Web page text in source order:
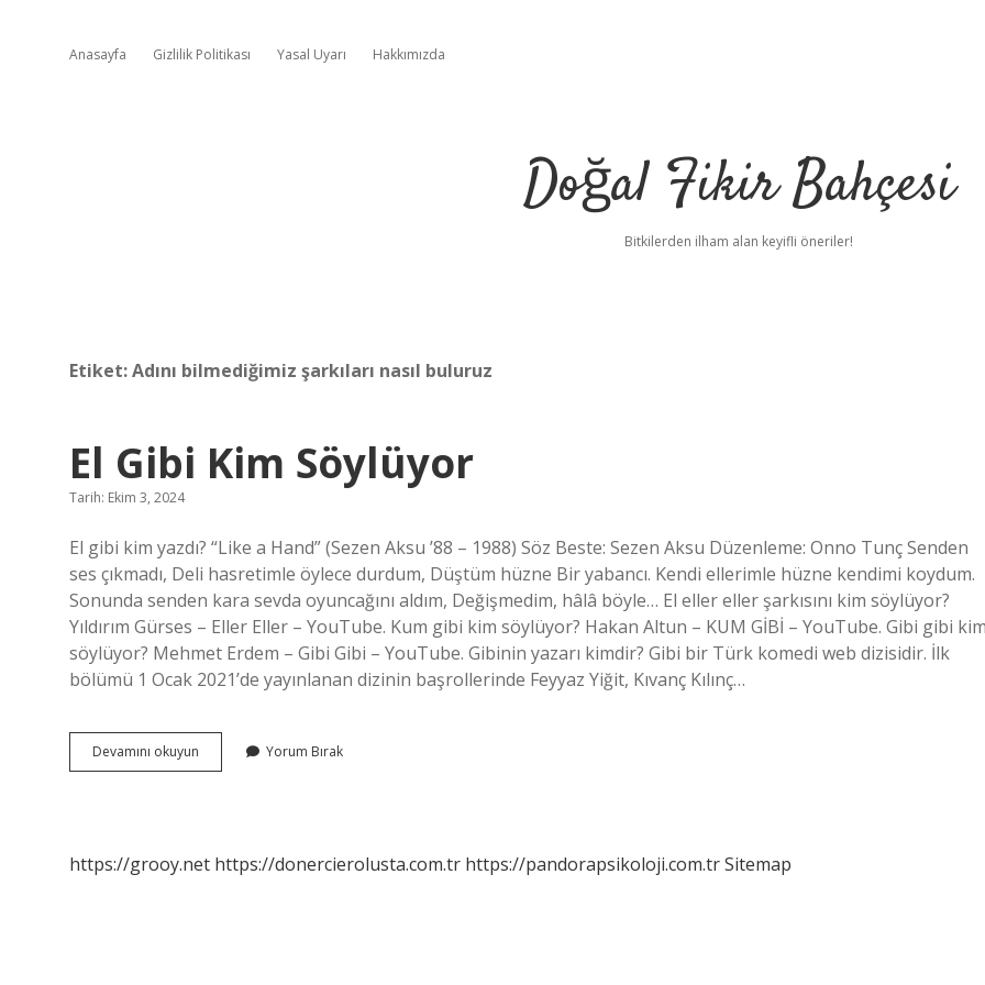
Anasayfa Gizlilik Politikası Yasal Uyarı Hakkımızda
Doğal Fikir Bahçesi
Bitkilerden ilham alan keyifli öneriler!
Etiket:Adını bilmediğimiz şarkıları nasıl buluruz
El Gibi Kim Söylüyor
Tarih: Ekim 3, 2024
El gibi kim yazdı? “Like a Hand” (Sezen Aksu ’88 – 1988) Söz Beste: Sezen Aksu Düzenleme: Onno Tunç Senden
ses çıkmadı, Deli hasretimle öylece durdum, Düştüm hüzne Bir yabancı. Kendi ellerimle hüzne kendimi koydum.
Sonunda senden kara sevda oyuncağını aldım, Değişmedim, hâlâ böyle… El eller eller şarkısını kim söylüyor?
Yıldırım Gürses – Eller Eller – YouTube. Kum gibi kim söylüyor? Hakan Altun – KUM GİBİ – YouTube. Gibi gibi
söylüyor? Mehmet Erdem – Gibi Gibi – YouTube. Gibinin yazarı kimdir? Gibi bir Türk komedi web dizisidir. İlk
bölümü 1 Ocak 2021’de yayınlanan dizinin başrollerinde Feyyaz Yiğit, Kıvanç Kılınç…
Devamını okuyun
Gibi
Yorum Bırak
https://grooy.net https://donercierolusta.com.tr https://pandorapsikoloji.com.trSitemap